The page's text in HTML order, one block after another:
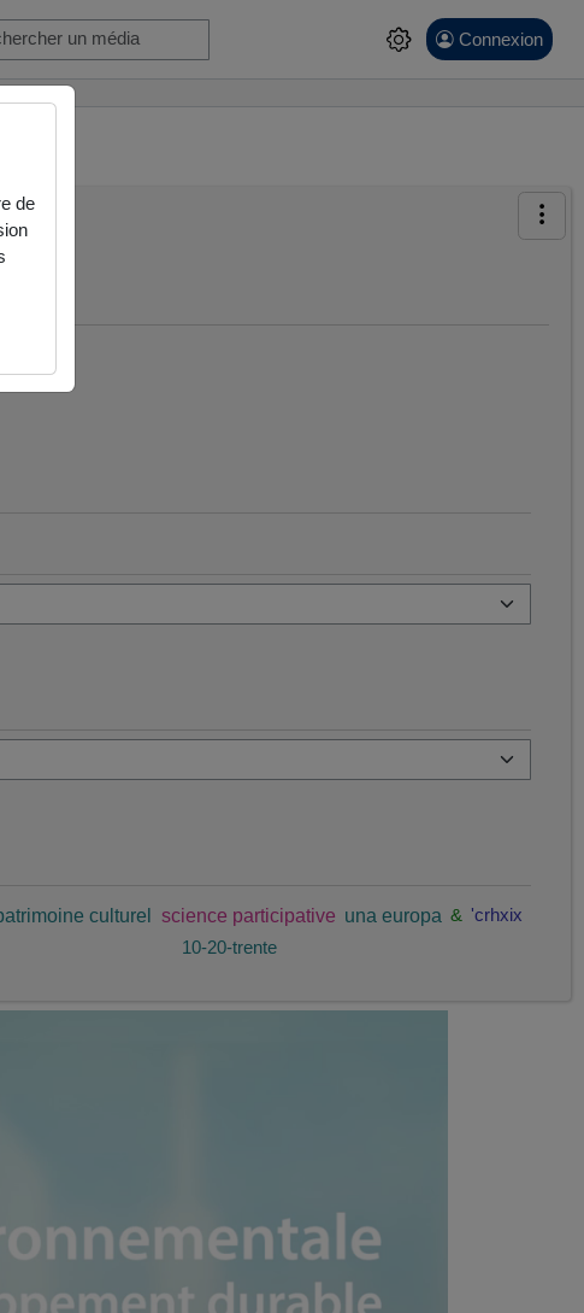
Connexion
culturel science participative una europa & 'crhxix
10-20-trente
de